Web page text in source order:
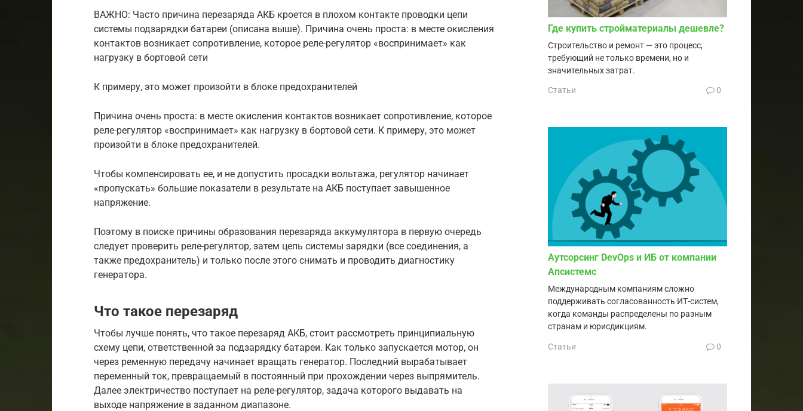
ВАЖНО: Часто причина перезаряда АКБ кроется в плохом контакте проводки цепи
системы подзарядки батареи (описана выше). Причина очень проста: в месте окисления
контактов возникает сопротивление, которое реле-регулятор «воспринимает» как
нагрузку в бортовой сети
К примеру, это может произойти в блоке предохранителей
Причина очень проста: в месте окисления контактов возникает сопротивление, которое
реле-регулятор «воспринимает» как нагрузку в бортовой сети. К примеру, это может
произойти в блоке предохранителей.
Чтобы компенсировать ее, и не допустить просадки вольтажа, регулятор начинает
«пропускать» большие показатели в результате на АКБ поступает завышенное
напряжение.
Поэтому в поиске причины образования перезаряда аккумулятора в первую очередь
следует проверить реле-регулятор, затем цепь системы зарядки (все соединения, а
также предохранитель) и только после этого снимать и проводить диагностику
генератора.
Что такое перезаряд
Чтобы лучше понять, что такое перезаряд АКБ, стоит рассмотреть принципиальную
схему цепи, ответственной за подзарядку батареи. Как только запускается мотор, он
через ременную передачу начинает вращать генератор. Последний вырабатывает
переменный ток, превращаемый в постоянный при прохождении через выпрямитель.
Далее электричество поступает на реле-регулятор, задача которого выдавать на
выходе напряжение в заданном диапазоне.
Где купить стройматериалы дешевле?
Строительство и ремонт — это процесс,
требующий не только времени, но и
значительных затрат.
Статьи 0
Аутсорсинг DevOps и ИБ от компании
Апсистемс
Международным компаниям сложно
поддерживать согласованность ИТ-систем,
когда команды распределены по разным
странам и юрисдикциям.
Статьи 0